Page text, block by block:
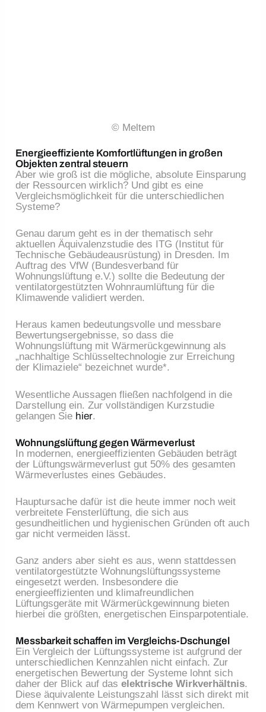
© Meltem
Energieeffiziente Komfortlüftungen in großen
Objekten zentral steuern
Aber wie groß ist die mögliche, absolute Einsparung
der Ressourcen wirklich? Und gibt es eine
Vergleichsmöglichkeit für die unterschiedlichen
Systeme?
Genau darum geht es in der thematisch sehr
aktuellen Äquivalenzstudie des ITG (Institut für
Technische Gebäudeausrüstung) in Dresden. Im
Auftrag des VfW (Bundesverband für
Wohnungslüftung e.V.) sollte die Bedeutung der
ventilatorgestützten Wohnraumlüftung für die
Klimawende validiert werden.
Heraus kamen bedeutungsvolle und messbare
Bewertungsergebnisse, so dass die
Wohnungslüftung mit Wärmerückgewinnung als
„nachhaltige Schlüsseltechnologie zur Erreichung
der Klimaziele“ bezeichnet wurde*.
Wesentliche Aussagen fließen nachfolgend in die
Darstellung ein. Zur vollständigen Kurzstudie
gelangen Sie hier.
Wohnungslüftung gegen Wärmeverlust
In modernen, energieeffizienten Gebäuden beträgt
der Lüftungswärmeverlust gut 50% des gesamten
Wärmeverlustes eines Gebäudes.
Hauptursache dafür ist die heute immer noch weit
verbreitete Fensterlüftung, die sich aus
gesundheitlichen und hygienischen Gründen oft auch
gar nicht vermeiden lässt.
Ganz anders aber sieht es aus, wenn stattdessen
ventilatorgestützte Wohnungslüftungssysteme
eingesetzt werden. Insbesondere die
energieeffizienten und klimafreundlichen
Lüftungsgeräte mit Wärmerückgewinnung bieten
hierbei die größten, energetischen Einsparpotentiale.
Messbarkeit schaffen im Vergleichs-Dschungel
Ein Vergleich der Lüftungssysteme ist aufgrund der
unterschiedlichen Kennzahlen nicht einfach. Zur
energetischen Bewertung der Systeme lohnt sich
daher der Blick auf daselektrische Wirkverhältnis.
Diese äquivalente Leistungszahl lässt sich direkt mit
dem Kennwert von Wärmepumpen vergleichen.